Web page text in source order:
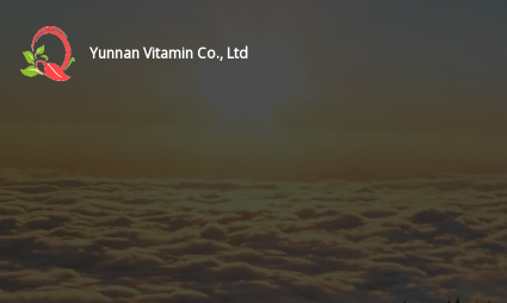
Yunnan Vitamin Co., Ltd